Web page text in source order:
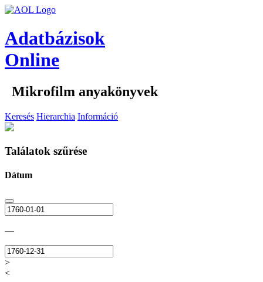
Adatbázisok
Online
Mikrofilm anyakönyvek
Keresés Hierarchia Információ
Találatok szűrése
Dátum
—
>
<